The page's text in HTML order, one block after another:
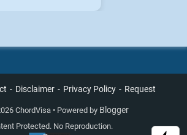
Disclaimer Privacy Policy Request
ChordVisa • Powered by Blogger
Protected. No Reproduction.